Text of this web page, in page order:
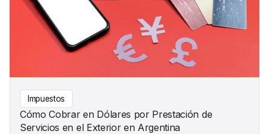
Impuestos
Cómo Cobrar en Dólares por Prestación de
Servicios en el Exterior en Argentina